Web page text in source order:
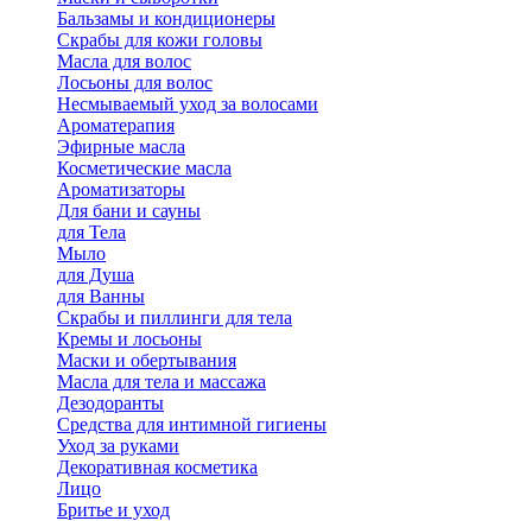
Бальзамы и кондиционеры
Скрабы для кожи головы
Масла для волос
Лосьоны для волос
Несмываемый уход за волосами
Ароматерапия
Эфирные масла
Косметические масла
Ароматизаторы
Для бани и сауны
для Тела
Мыло
для Душа
для Ванны
Скрабы и пиллинги для тела
Кремы и лосьоны
Маски и обертывания
Масла для тела и массажа
Дезодоранты
Средства для интимной гигиены
Уход за руками
Декоративная косметика
Лицо
Бритье и уход